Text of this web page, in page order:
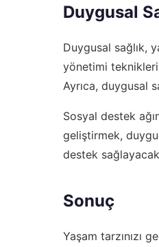
Duygusal
Duygusal sağlık,
yönetimi
Ayrıca, duygusal
Sosyal destek
geliştirmek,
destek sağlayacak
Sonuç
Yaşam tarzınızı